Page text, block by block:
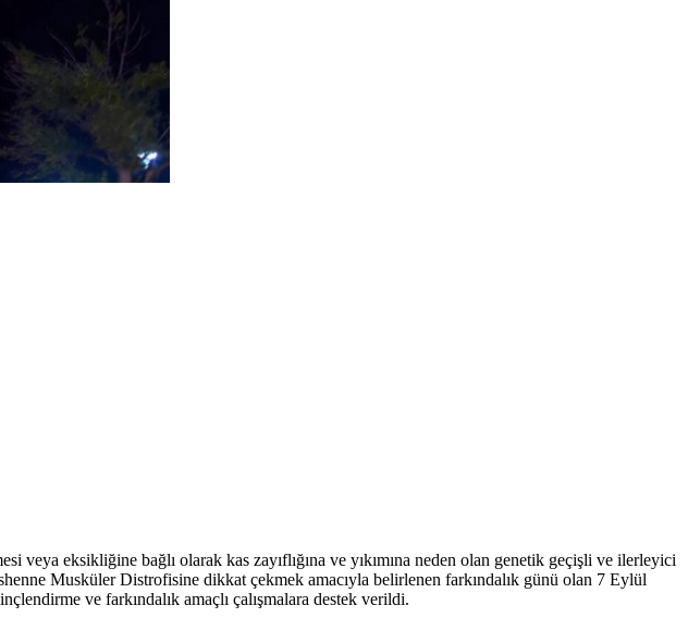
eksikliğine bağlı olarak kas zayıflığına ve yıkımına neden olan genetik geçişli ve ilerleyici
Musküler Distrofisine dikkat çekmek amacıyla belirlenen farkındalık günü olan 7 Eylül
ve farkındalık amaçlı çalışmalara destek verildi.